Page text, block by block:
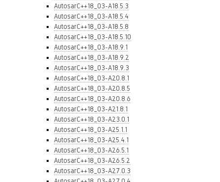
AutosarC++18_03-A18.5.3
AutosarC++18_03-A18.5.4
AutosarC++18_03-A18.5.8
AutosarC++18_03-A18.5.10
AutosarC++18_03-A18.9.1
AutosarC++18_03-A18.9.2
AutosarC++18_03-A18.9.3
AutosarC++18_03-A20.8.1
AutosarC++18_03-A20.8.5
AutosarC++18_03-A20.8.6
AutosarC++18_03-A21.8.1
AutosarC++18_03-A23.0.1
AutosarC++18_03-A25.1.1
AutosarC++18_03-A25.4.1
AutosarC++18_03-A26.5.1
AutosarC++18_03-A26.5.2
AutosarC++18_03-A27.0.3